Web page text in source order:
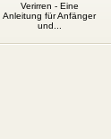
Verirren - Eine
Anleitung für Anfänger
und...